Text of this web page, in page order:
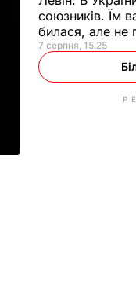
союзників. Їм
билася, але не
7 серпня, 15.25